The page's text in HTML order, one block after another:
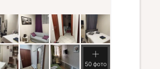
50 фото